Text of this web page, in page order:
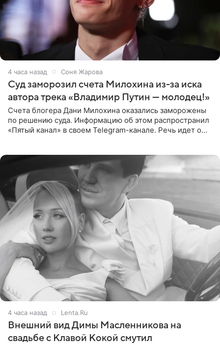
4 часа назад Соня Жарова
Суд заморозил счета Милохина из-за иска
автора трека «Владимир Путин — молодец!»
Счета блогера Дани Милохина оказались заморожены
по решению суда. Информацию об этом распространил
«Пятый канал» в своем Telegram-канале. Речь идет о
4 часа назад Lenta.Ru
Внешний вид Димы Масленникова на
свадьбе с Клавой Кокой смутил